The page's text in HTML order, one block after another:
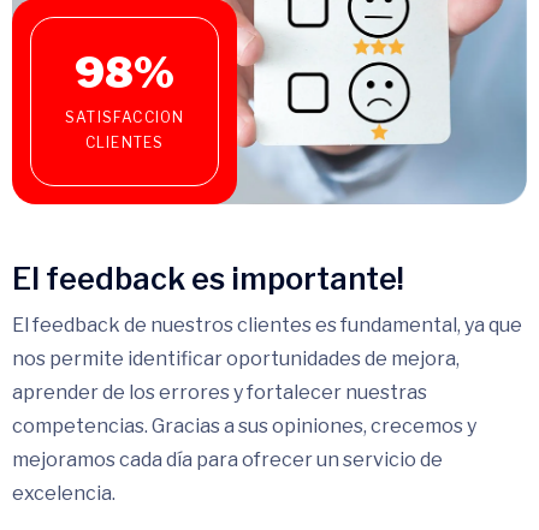
98%
SATISFACCION
CLIENTES
El feedback es importante!
El feedback de nuestros clientes es fundamental, ya que
nos permite identificar oportunidades de mejora,
aprender de los errores y fortalecer nuestras
competencias. Gracias a sus opiniones, crecemos y
mejoramos cada día para ofrecer un servicio de
excelencia.